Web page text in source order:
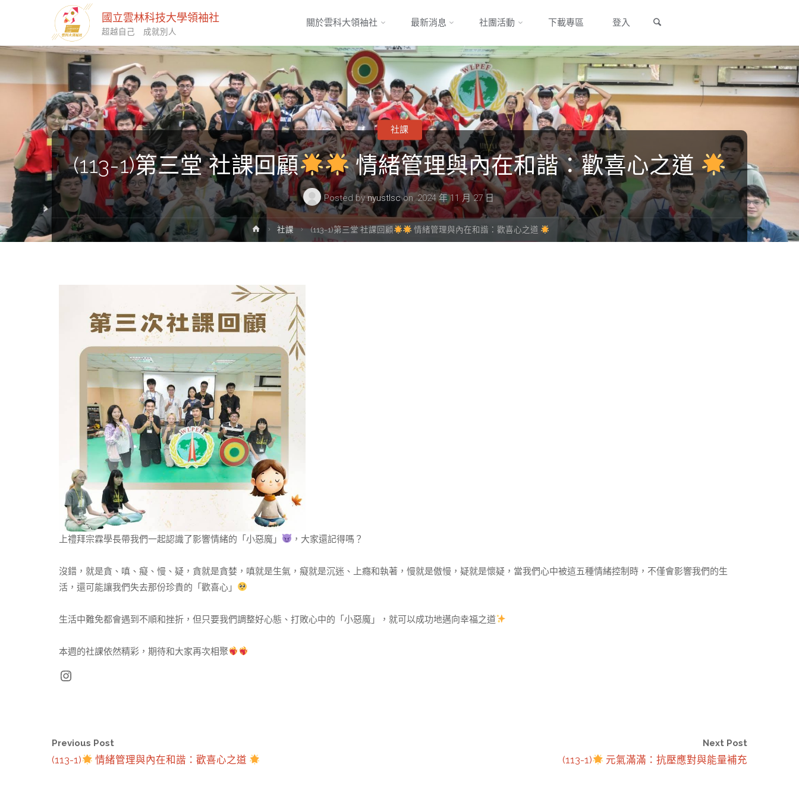
國立雲林科技大學領袖社
超越自己 成就別人
to
content
關於雲科大領袖社 最新消息 社團活動 下載專區 登入
(113-1)第三堂 社課回顧 情緒管理與內在和諧：歡喜心之道
Posted by nyustlsc on 2024 年 11 月 27 日
社課
Home社課 (113-1)第三堂 社課回顧 情緒管理與內在和諧：歡喜心之道
上禮拜宗霖學長帶我們一起認識了影響情緒的「小惡魔」 ，大家還記得嗎？
沒錯，就是貪、嗔、癡、慢、疑，貪就是貪婪，嗔就是生氣，癡就是沉迷、上癮和執著，慢就是傲慢，疑就是懷疑，當我們心中被這五種情緒控制時，不僅會影響我們的生
活，還可能讓我們失去那份珍貴的「歡喜心」
生活中難免都會遇到不順和挫折，但只要我們調整好心態、打敗心中的「小惡魔」，就可以成功地邁向幸福之道
本週的社課依然精彩，期待和大家再次相聚
Instagram
Previous Post
(113-1) 情緒管理與內在和諧：歡喜心之道
Next Post
(113-1) 元氣滿滿：抗壓應對與能量補充